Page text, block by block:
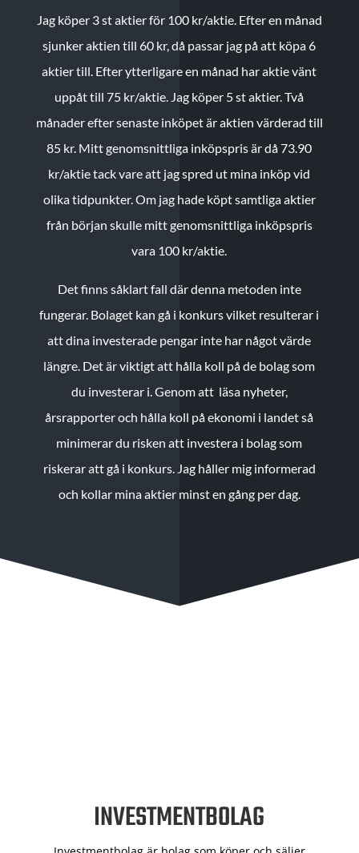
Jag köper 3 st aktier för 100 kr/aktie. Efter en månad
sjunker aktien till 60 kr, då passar jag på att köpa 6
aktier till. Efter ytterligare en månad har aktie vänt
uppåt till 75 kr/aktie. Jag köper 5 st aktier.Två
månader efter senaste inköpet är aktien värderad till
85 kr. Mitt genomsnittliga inköpspris är då 73.90
kr/aktie tack vare att jag spred ut mina inköp vid
olika tidpunkter. Om jag hade köpt samtliga aktier
från början skulle mitt genomsnittliga inköpspris
vara 100 kr/aktie.
Det finns såklart fall där denna metoden inte
fungerar. Bolaget kan gå i konkurs vilket resulterar i
att dina investerade pengar inte har något värde
längre. Det är viktigt att hålla koll på de bolag som
du investerar i. Genom att läsa nyheter,
årsrapporter och hålla koll på ekonomi i landet så
minimerar du risken att investera i bolag som
riskerar att gå i konkurs. Jag håller mig informerad
och kollar mina aktier minst en gång per dag.
INVESTMENTBOLAG